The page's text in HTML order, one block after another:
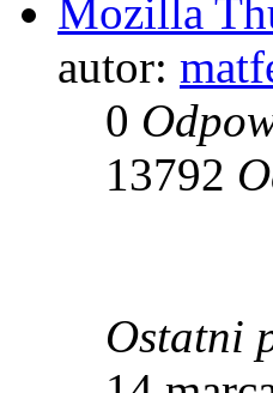
Mozilla
autor:
0
13792
Ostatni